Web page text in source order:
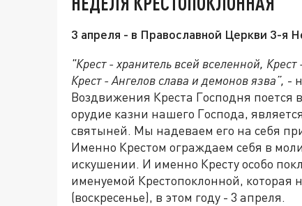
3 апреля - в Православной Церкви 3-я
"Крест - хранитель всей вселенной,
Крест - Ангелов слава и демонов язва”, -
Воздвижения Креста Господня поется
орудие казни нашего Господа,
святыней. Мы надеваем его на себя
Именно Крестом ограждаем себя в
искушении. И именно Кресту особо
именуемой Крестопоклонной, которая
(воскресенье), в этом году - 3 апреля.